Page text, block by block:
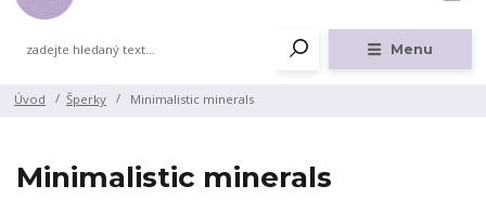
Menu
Úvod Šperky Minimalistic minerals
Minimalistic minerals